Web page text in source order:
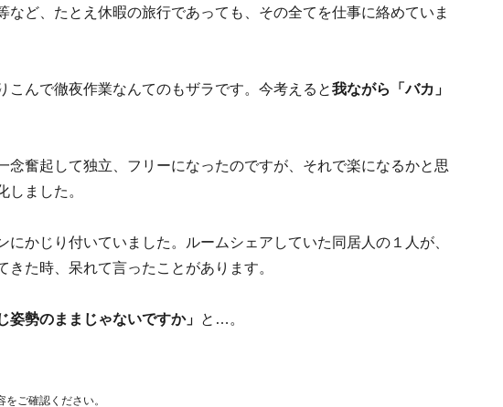
など、たとえ休暇の旅行であっても、その全てを仕事に絡めていま
こんで徹夜作業なんてのもザラです。今考えると我ながら「バカ」
念奮起して独立、フリーになったのですが、それで楽になるかと思
しました。
にかじり付いていました。ルームシェアしていた同居人の１人が、
た時、呆れて言ったことがあります。
姿勢のままじゃないですか」 と…。
ご確認ください。